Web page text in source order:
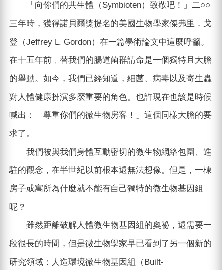
「向你們的共生體（Symbioten）致敬吧！」二○○
三年時，獲得諾貝爾獎提名的美國生物學家傑弗里．戈
登（Jeffrey L. Gordon）在一篇學術論文中這麼呼籲。
在十五年前，替我們的腸道菌群請命是一個獨特且大膽
的舉動。如今，我們已經知道，細菌、病毒以及寄生蟲
對人體健康扮演多麼重要的角色。也許現在也該是時候
喊出：「尊重你們的微生物房客！」這個同樣大膽的要
求了。
我們被與我們身體互動密切的微生物網絡包圍、進
駐的觀念，在半世紀以前根本還無法想像。但是，一棟
房子或寓所為什麼就不能有自己獨特的微生物基因組
呢？
雖然距離破解人體微生物基因組的奧祕，還需要一
段很長的時間，但是微生物學家早已看到了另一個新的
研究領域：人造環境微生物基因組（Built-